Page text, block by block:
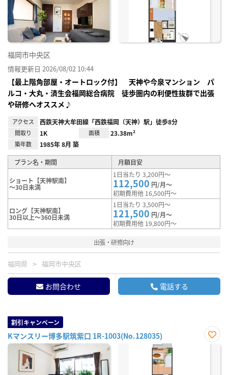
福岡市中央区
情報更新日 2026/08/02 10:44
【最上階角部屋・オートロック付】 天神や今泉マンション パ
ルコ・大丸・済生会福岡総合病院 徒歩圏内の利便性抜群で出張
や研修へオススメ♪
アクセス 西鉄天神大牟田線「西鉄福岡（天神）駅」徒歩8分
間取り 1K 面積 23.38m²
築年数 1985年 8月 築
プラン名・期間 月額目安
ショート【天神駅南】
～30日未満
1日当たり 3,200円～
112,500 円/月～
初期費用他 16,500円～
ロング【天神駅南】
30日以上～360日未満
1日当たり 3,500円～
121,500 円/月～
初期費用他 19,800円～
出張・研修向け
福岡県 福岡市中央区
お問合わせ 電話する
割引キャンペーン
Kマンスリー博多駅筑紫口 1R-1003(No.128035)
お気